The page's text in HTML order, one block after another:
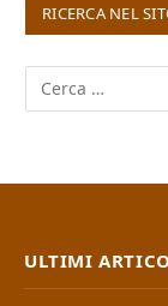
RICERCA NEL
ULTIMI